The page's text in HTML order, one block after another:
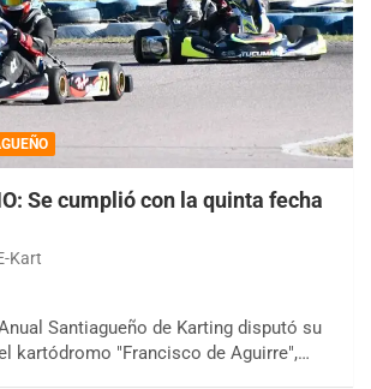
Se cumplió con la quinta fecha
Kart
Santiagueño de Karting disputó su
kartódromo "Francisco de Aguirre",…